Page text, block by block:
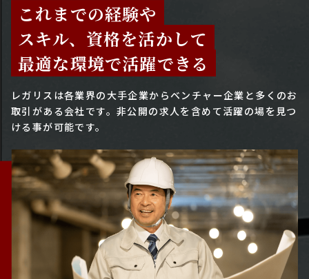
これまでの経験や
スキル、資格を活かして
最適な環境で活躍できる
レガリスは各業界の大手企業からベンチャー企業と多くのお
取引がある会社です。 非公開の求人を含めて活躍の場を見つ
ける事が可能です。